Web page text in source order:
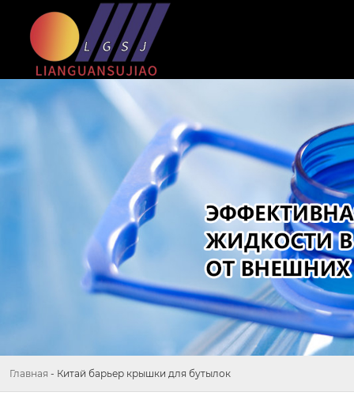
Главная - Китай барьер крышки для бутылок